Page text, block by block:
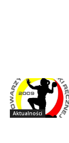
Aktualności